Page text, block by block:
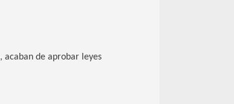
acaban de aprobar leyes